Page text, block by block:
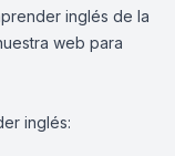
inglés de la
web para
inglés: